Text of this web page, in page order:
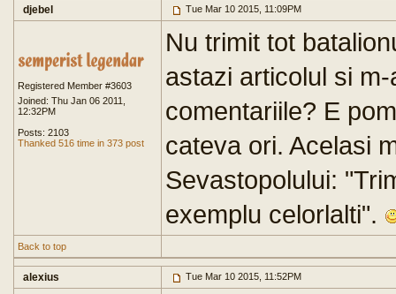
djebel Tue Mar 10 2015, 11:09PM
Registered Member #3603
Joined: Thu Jan 06 2011,
12:32PM
Posts: 2103
Thanked 516 time in 373 post
Nu trimit tot
astazi articolul si
comentariile? E
cateva ori. Acelasi
Sevastopolului:
exemplu celorlalti".
Back to top
alexius Tue Mar 10 2015, 11:52PM